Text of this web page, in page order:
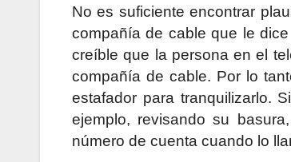
No es suficiente encontrar
compañía de cable que le
creíble que la persona en el
compañía de cable. Por lo
estafador para tranquilizarlo.
ejemplo, revisando su
número de cuenta cuando lo